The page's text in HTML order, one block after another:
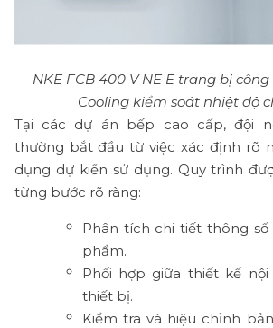
NKE FCB 400 V NE E trang bị
Cooling kiểm soát nhiệt độ
Tại các dự án bếp cao cấp, đội
thường bắt đầu từ việc xác định rõ
dụng dự kiến sử dụng. Quy trình
từng bước rõ ràng:
Phân tích chi tiết thông
phẩm.
Phối hợp giữa thiết kế
thiết bị.
Kiểm tra và hiệu chỉnh